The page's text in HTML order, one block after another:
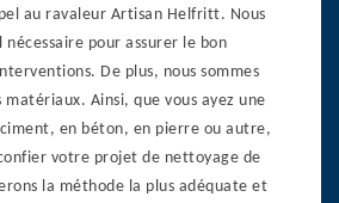
au ravaleur Artisan Helfritt. Nous
nécessaire pour assurer le bon
De plus, nous sommes
Ainsi, que vous ayez une
en béton, en pierre ou autre,
votre projet de nettoyage de
la méthode la plus adéquate et